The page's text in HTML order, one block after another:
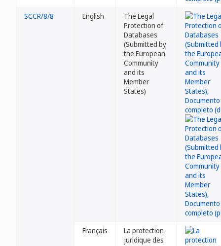
SCCR/8/8 English
The Legal
Protection of
Databases
(Submitted by
the European
Community
and its
Member
States)
Français
La protection
juridique des